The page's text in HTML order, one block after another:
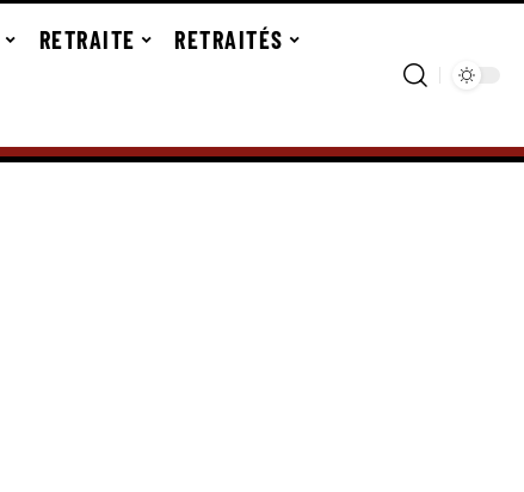
RETRAITE RETRAITÉS